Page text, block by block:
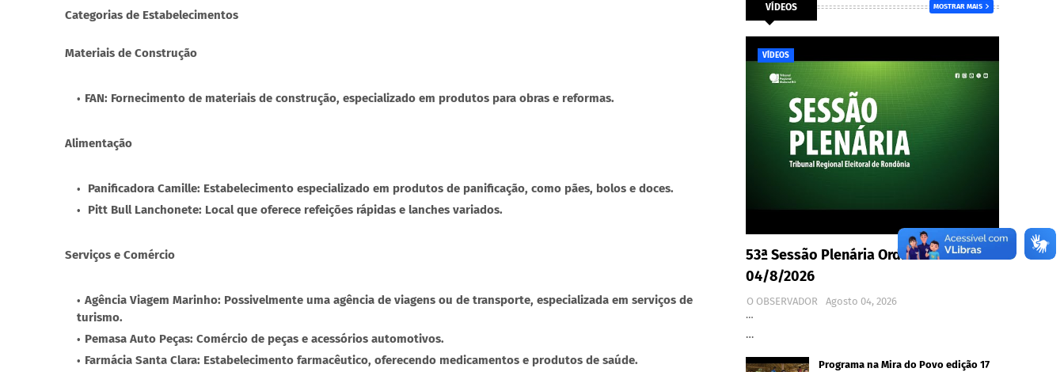
Categorias de Estabelecimentos
Materiais de Construção
FAN: Fornecimento de materiais de construção, especializado em produtos para obras e reformas.
Alimentação
Panificadora Camille: Estabelecimento especializado em produtos de panificação, como pães, bolos e doces.
Pitt Bull Lanchonete: Local que oferece refeições rápidas e lanches variados.
Serviços e Comércio
Agência Viagem Marinho: Possivelmente uma agência de viagens ou de transporte, especializada em serviços de
turismo.
Pemasa Auto Peças: Comércio de peças e acessórios automotivos.
Farmácia Santa Clara: Estabelecimento farmacêutico, oferecendo medicamentos e produtos de saúde.
VÍDEOS MOSTRAR MAIS
VÍDEOS
53ª Sessão Plenária Ordinária -
04/8/2026
O OBSERVADOR
Agosto 04, 2026
…
…
Programa na Mira do Povo edição 17